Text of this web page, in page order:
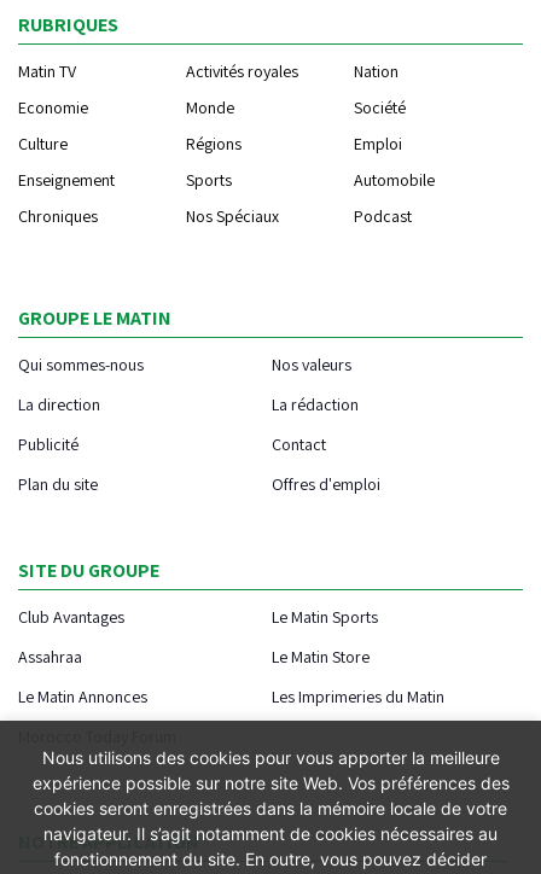
RUBRIQUES
Matin TV Activités royales
Nation
Economie
Monde
Société
Culture
Régions
Emploi
Enseignement
Sports
Automobile
Chroniques
Nos Spéciaux Podcast
GROUPE LE MATIN
Qui sommes-nous
Nos valeurs
La direction
La rédaction
Publicité
Contact
Plan du site
Offres d'emploi
SITE DU GROUPE
Club Avantages
Le Matin Sports
Assahraa
Le Matin Store
Le Matin Annonces
Les Imprimeries du Matin
NOTRE APPLICATION
Nous utilisons des cookies pour vous apporter la meilleure
expérience possible sur notre site Web. Vos préférences des
cookies seront enregistrées dans la mémoire locale de votre
navigateur. Il s’agit notamment de cookies nécessaires au
fonctionnement du site. En outre, vous pouvez décider